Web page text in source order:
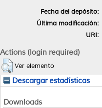
Fecha del depósito:
Última modificación:
URI:
Actions (login required)
Ver elemento
Descargar estadísticas
Downloads